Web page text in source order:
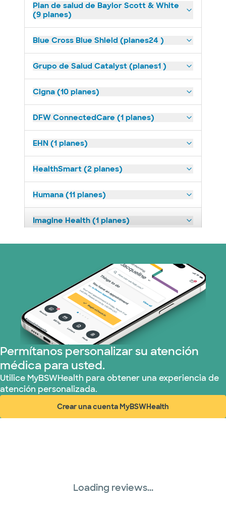
Plan de salud de Baylor Scott & White
(9 planes)
Blue Cross Blue Shield (planes24 )
Grupo de Salud Catalyst (planes1 )
Cigna (10 planes)
DFW ConnectedCare (1 planes)
EHN (1 planes)
HealthSmart (2 planes)
Humana (11 planes)
Imagine Health (1 planes)
Medicaid (1 planes)
Medicare (1 planes)
Nebraska Furniture Mart (3 planes)
Red PHCS (1 planes)
Prism Electric (1 planes)
Plan de Salud Superior (18 planes)
Permítanos personalizar su atención
médica para usted.
Utilice MyBSWHealth para obtener una experiencia de
atención personalizada.
Crear una cuenta MyBSWHealth
(abre en ventana nueva)
Loading reviews...